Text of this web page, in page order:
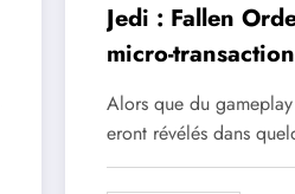
Jedi : Fallen
micro-
l’Unreal Engine 4
Alors que du
eront révélés dans